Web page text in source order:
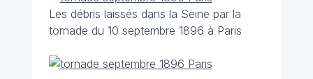
Les débris laissés dans la Seine par la
tornade du 10 septembre 1896 à Paris